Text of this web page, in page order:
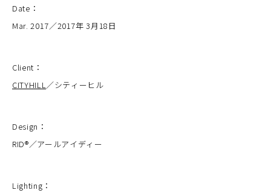
Date：
Mar. 2017／2017年 3月18日
Client：
CITYHILL／シティーヒル
Design：
RID®︎／アールアイディー
Lighting：